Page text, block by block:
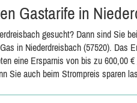
Gastarife in
gesucht? Dann sind Sie
in Niederdreisbach (57520). Das
eine Ersparnis von bis zu 600,00
Sie auch beim Strompreis sparen